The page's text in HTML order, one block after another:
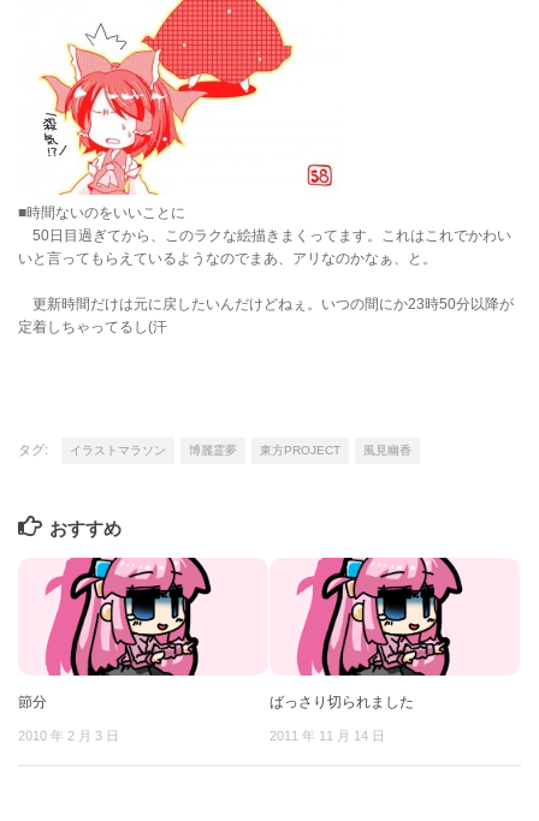
■時間ないのをいいことに
50日目過ぎてから、このラクな絵描きまくってます。これはこれでかわい
いと言ってもらえているようなのでまあ、アリなのかなぁ、と。
更新時間だけは元に戻したいんだけどねぇ。いつの間にか23時50分以降が
定着しちゃってるし(汗
タグ: イラストマラソン 博麗霊夢 東方PROJECT 風見幽香
おすすめ
節分
2010 年 2 月 3 日
ばっさり切られました
2011 年 11 月 14 日